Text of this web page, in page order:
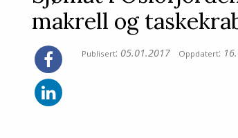
makrell og
Publisert: 05.01.2017 Oppdatert: